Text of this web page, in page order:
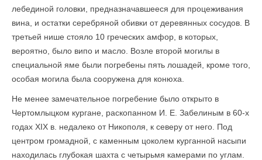
лебединой головки, предназначавшееся для процеживания
вина, и остатки серебряной обивки от деревянных сосудов. В
третьей нише стояло 10 греческих амфор, в которых,
вероятно, было випо и масло. Возле второй могилы в
специальной яме были погребены пять лошадей, кроме того,
особая могила была сооружена для конюха.
Не менее замечательное погребение было открыто в
Чертомлыцком кургане, раскопанном И. Е. Забелиным в 60-х
годах XIX в. недалеко от Никополя, к северу от него. Под
центром громадной, с каменным цоколем курганной насыпи
находилась глубокая шахта с четырьмя камерами по углам.